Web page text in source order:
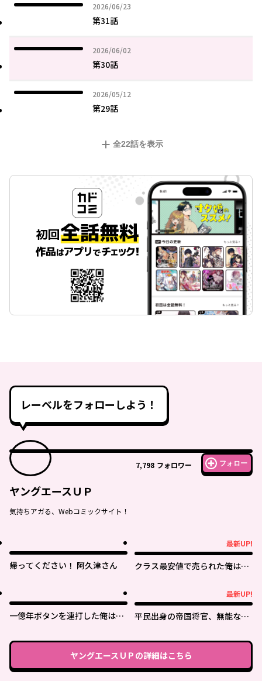
2026/06/23
2026年06月23日
第31話
2026/06/02
2026年06月02日
第30話
2026/05/12
2026年05月12日
第29話
全22話を表示
レーベルをフォローしよう！
7,798 フォロワー フォロー
ヤングエースＵＰ
気持ちアガる、Webコミックサイト！
帰ってください！ 阿久津さん
最新UP!
クラス最安値で売られた俺は、
一億年ボタンを連打した俺は、
落第剣士の学院無双～
最新UP!
平民出身の帝国将官、無能な貴
ヤングエースＵＰ の詳細はこちら